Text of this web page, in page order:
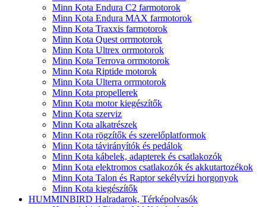
Minn Kota Endura C2 farmotorok
Minn Kota Endura MAX farmotorok
Minn Kota Traxxis farmotorok
Minn Kota Quest orrmotorok
Minn Kota Ultrex orrmotorok
Minn Kota Terrova orrmotorok
Minn Kota Riptide motorok
Minn Kota Ulterra orrmotorok
Minn Kota propellerek
Minn Kota motor kiegészítők
Minn Kota szerviz
Minn Kota alkatrészek
Minn Kota rögzítők és szerelőplatformok
Minn Kota távirányítók és pedálok
Minn Kota kábelek, adapterek és csatlakozók
Minn Kota elektromos csatlakozók és akkutartozékok
Minn Kota Talon és Raptor sekélyvízi horgonyok
Minn Kota kiegészítők
HUMMINBIRD Halradarok, Térképolvasók